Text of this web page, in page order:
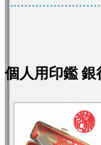
個人用印鑑 銀